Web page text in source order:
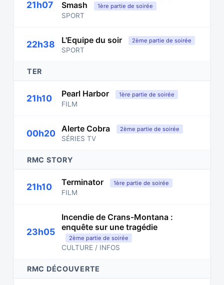
21h07
Smash
1ère partie de soirée
SPORT
22h38 L'Equipe du soir 2ème partie de soirée
SPORT
TER
21h10 Pearl Harbor 1ère partie de soirée
FILM
00h20 Alerte Cobra 2ème partie de soirée
SÉRIES TV
RMC STORY
21h10 Terminator 1ère partie de soirée
FILM
23h05
Incendie de Crans-Montana :
enquête sur une tragédie
2ème partie de soirée
CULTURE / INFOS
RMC DÉCOUVERTE